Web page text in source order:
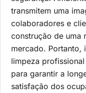
transmitem uma
colaboradores e
construção de uma
mercado. Portanto,
limpeza
para garantir a
satisfação dos